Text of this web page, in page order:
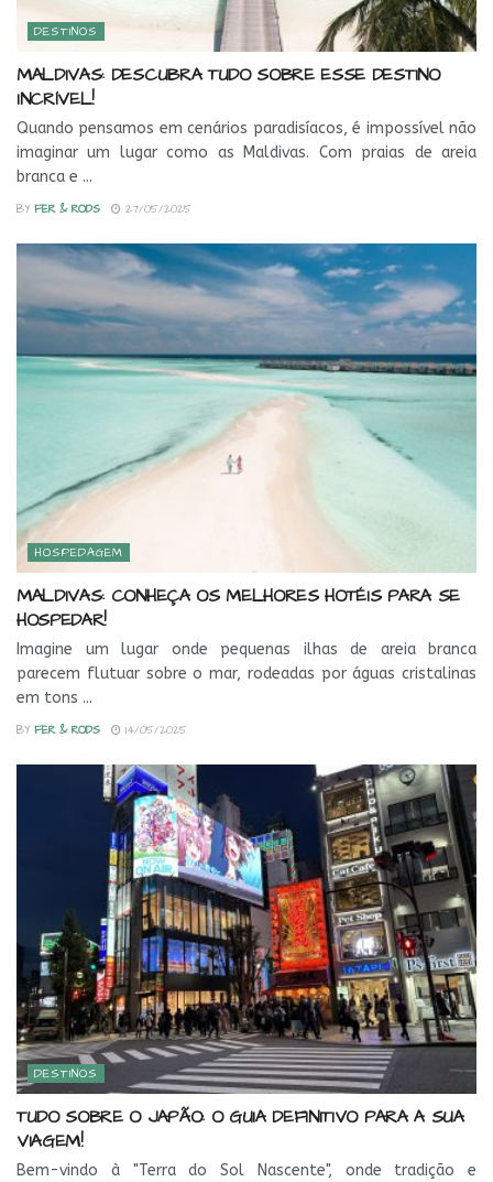
DESTINOS
MALDIVAS: DESCUBRA TUDO SOBRE ESSE DESTINO
INCRÍVEL!
Quando pensamos em cenários paradisíacos, é impossível não
imaginar um lugar como as Maldivas. Com praias de areia
branca e ...
BY FER & RODS 27/05/2025
HOSPEDAGEM
MALDIVAS: CONHEÇA OS MELHORES HOTÉIS PARA SE
HOSPEDAR!
Imagine um lugar onde pequenas ilhas de areia branca
parecem flutuar sobre o mar, rodeadas por águas cristalinas
em tons ...
BY FER & RODS 14/05/2025
DESTINOS
TUDO SOBRE O JAPÃO: O GUIA DEFINITIVO PARA A SUA
VIAGEM!
Bem-vindo à "Terra do Sol Nascente", onde tradição e